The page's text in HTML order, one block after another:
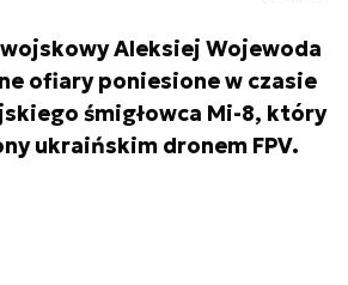
Aleksiej Wojewoda
ofiary poniesione w czasie
śmigłowca Mi-8, który
ukraińskim dronem FPV.